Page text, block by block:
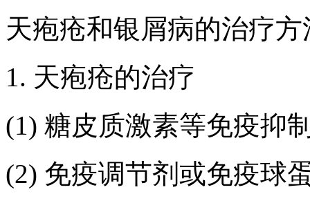
天疱疮和银屑病的治疗
1. 天疱疮的治疗
(1) 糖皮质激素等免疫抑
(2) 免疫调节剂或免疫球